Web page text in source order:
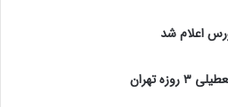
اعلام شد
تهران